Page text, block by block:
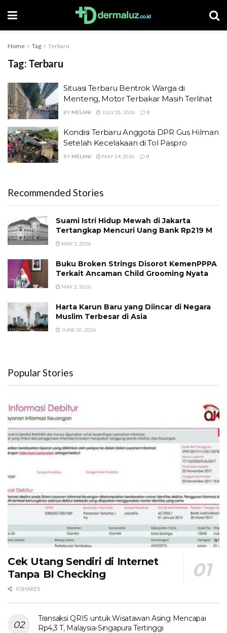
Home Tag Terbaru
Tag: Terbaru
Situasi Terbaru Bentrok Warga di
Menteng, Motor Terbakar Masih Terlihat
BY MELANI JULY 26, 2026 0
Kondisi Terbaru Anggota DPR Gus Hilman
Setelah Kecelakaan di Tol Paspro
BY MELANI MAY 24, 2026 0
Recommended Stories
Suami Istri Hidup Mewah di Jakarta
Tertangkap Mencuri Uang Bank Rp219 M
MAY 3, 2026
Buku Broken Strings Disorot KemenPPPA
Terkait Ancaman Child Grooming Nyata
MAY 2, 2026
Harta Karun Baru yang Diincar di Negara
Muslim Terbesar di Asia
JUNE 30, 2026
Popular Stories
Cek Utang Sendiri di Internet
Tanpa BI Checking
0 SHARES
Transaksi QRIS untuk Wisatawan Asing Mencapai
Rp4,3 T, Malaysia-Singapura Tertinggi